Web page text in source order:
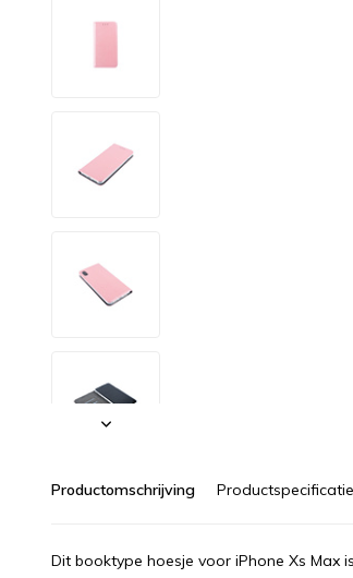
Productomschrijving
Dit booktype hoesje voor iPhone Xs Max